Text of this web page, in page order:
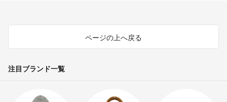
ページの上へ戻る
注目ブランド一覧